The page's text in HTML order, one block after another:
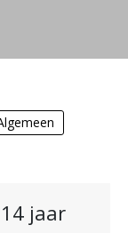
jaar